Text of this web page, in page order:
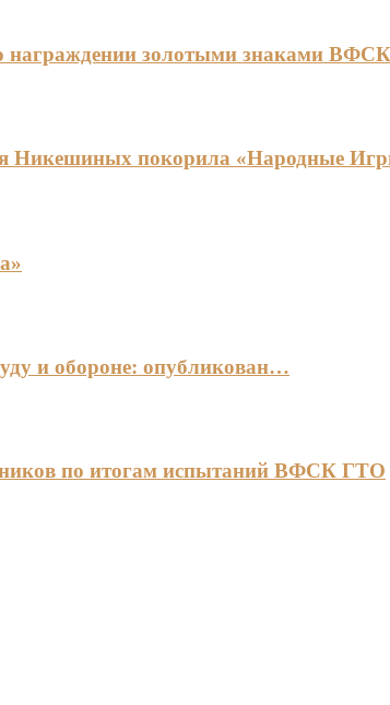
награждении золотыми знаками
Никешиных покорила «Народные
и обороне: опубликован…
по итогам испытаний ВФСК ГТО